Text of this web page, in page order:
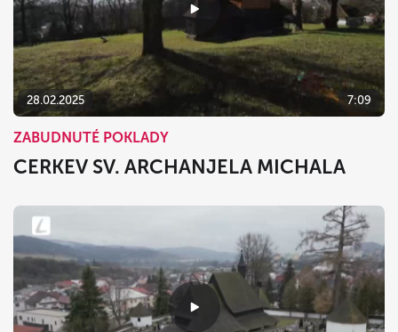
28.02.2025 7:09
ZABUDNUTÉ POKLADY
CERKEV SV. ARCHANJELA MICHALA